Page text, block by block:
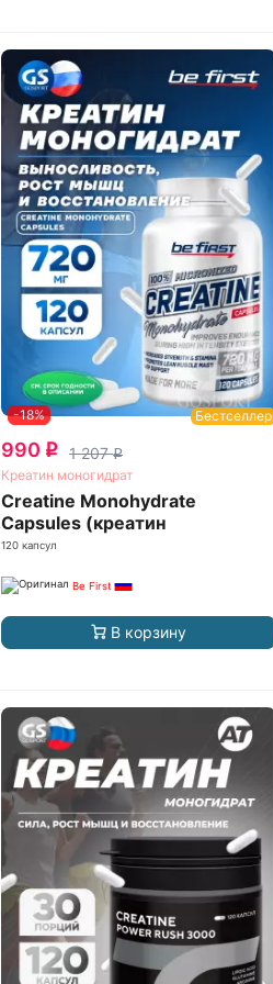
-18% Бестселлер
990 q 1 207q
Креатин моногидрат
Creatine Monohydrate
Capsules (креатин
моногидрат)
120 капсул
Be First
В корзину